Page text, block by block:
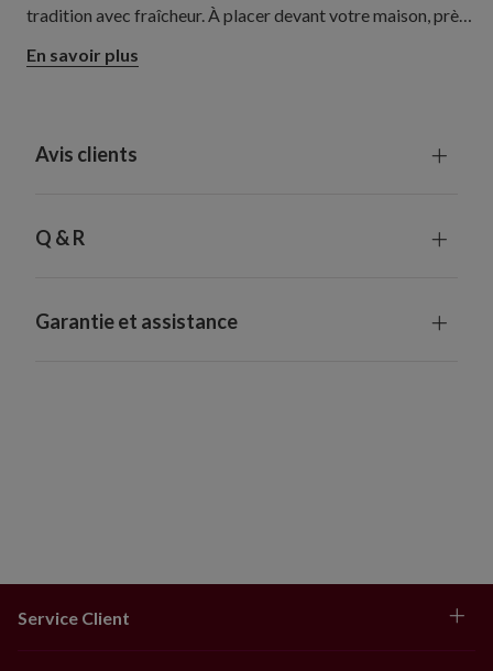
tradition avec fraîcheur. À placer devant votre maison, près
invités au cœur de la magie des fêtes.
En savoir plus
Avis clients
Q & R
Garantie et assistance
Service Client